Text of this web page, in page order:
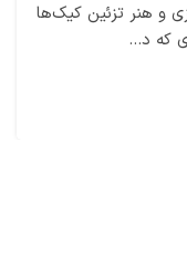
و هنر تزئین کیک‌ها
که د...